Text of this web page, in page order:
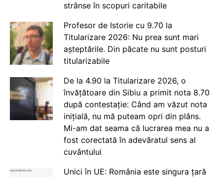
strânse în scopuri caritabile
Profesor de Istorie cu 9.70 la
Titularizare 2026: Nu prea sunt mari
așteptările. Din păcate nu sunt posturi
titularizabile
De la 4.90 la Titularizare 2026, o
învățătoare din Sibiu a primit nota 8.70
după contestație: Când am văzut nota
inițială, nu mă puteam opri din plâns.
Mi-am dat seama că lucrarea mea nu a
fost corectată în adevăratul sens al
cuvântului
Unici în UE: România este singura țară